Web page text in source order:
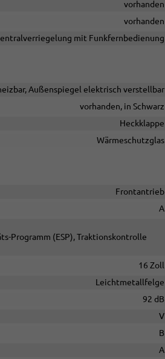
vorhanden
vorhanden
mit Funkfernbedienung
Außenspiegel elektrisch verstellbar
vorhanden, in Schwarz
Heckklappe
Wärmeschutzglas
Frontantrieb
A
Programm (ESP), Traktionskontrolle
16 Zoll
Leichtmetallfelge
92 dB
V
B
A